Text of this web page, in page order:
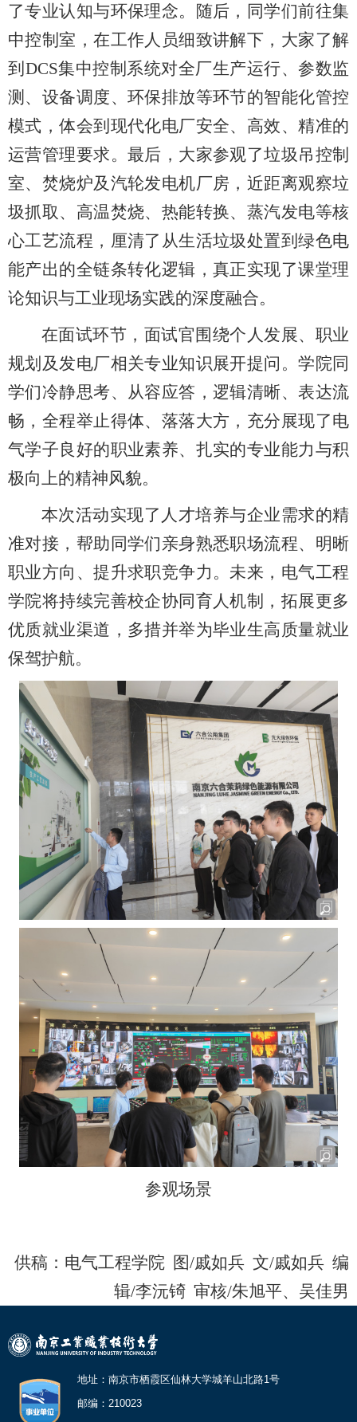
了专业认知与环保理念。随后，同学们前往集
中控制室，在工作人员细致讲解下，大家了解
到DCS集中控制系统对全厂生产运行、参数监
测、设备调度、环保排放等环节的智能化管控
模式，体会到现代化电厂安全、高效、精准的
运营管理要求。最后，大家参观了垃圾吊控制
室、焚烧炉及汽轮发电机厂房，近距离观察垃
圾抓取、高温焚烧、热能转换、蒸汽发电等核
心工艺流程，厘清了从生活垃圾处置到绿色电
能产出的全链条转化逻辑，真正实现了课堂理
论知识与工业现场实践的深度融合。
在面试环节，面试官围绕个人发展、职业
规划及发电厂相关专业知识展开提问。学院同
学们冷静思考、从容应答，逻辑清晰、表达流
畅，全程举止得体、落落大方，充分展现了电
气学子良好的职业素养、扎实的专业能力与积
极向上的精神风貌。
本次活动实现了人才培养与企业需求的精
准对接，帮助同学们亲身熟悉职场流程、明晰
职业方向、提升求职竞争力。未来，电气工程
学院将持续完善校企协同育人机制，拓展更多
优质就业渠道，多措并举为毕业生高质量就业
保驾护航。
参观场景
供稿： 电气工程学院 图/戚如兵 文/戚如兵 编
辑/李沅锜 审核/朱旭平、吴佳男
地址：南京市栖霞区仙林大学城羊山北路1号
邮编：210023